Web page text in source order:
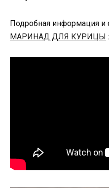
Подробная информация и
МАРИНАД ДЛЯ КУРИЦЫ